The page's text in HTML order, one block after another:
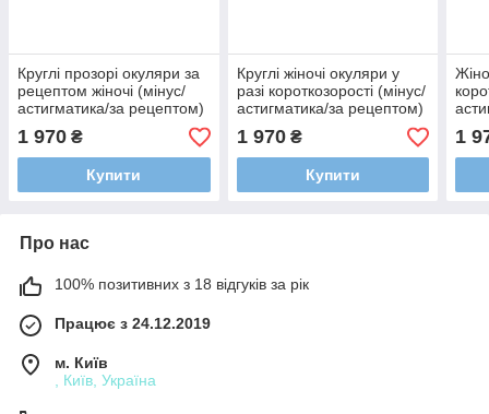
Круглі прозорі окуляри за
рецептом жіночі (мінус/
астигматика/за рецептом)
1 970 ₴
Купити
Круглі жіночі окуляри у
разі короткозорості (мінус/
астигматика/за рецептом)
1 970₴
Купити
1
Про нас
100% позитивних з 18 відгуків за рік
Працює з 24.12.2019
м. Київ
, Київ, Україна